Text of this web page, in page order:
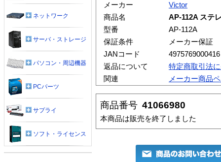
メーカー
Victor
商品名
AP-112A ステ
型番
AP-112A
保証条件
メーカー保証
JANコード
4975769000416
返品について
特定商取引法
関連
メーカー商品
商品番号 41066980
本商品は販売を終了しました
ネットワーク
サーバ・ストレージ
パソコン・周辺機器
PCパーツ
サプライ
ソフト・ライセンス